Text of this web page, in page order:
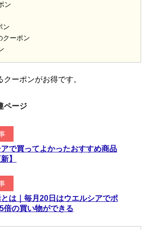
ン
ン
クーポン
ーポンがお得です。
ページ
で買ってよかったおすすめ商品
】
は｜毎月20日はウエルシアでポ
倍の買い物ができる